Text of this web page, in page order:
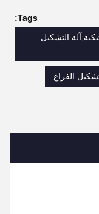
Tags:
التشكيل